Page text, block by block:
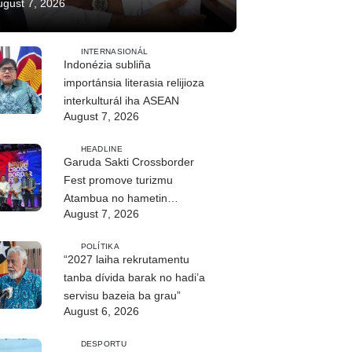
7, 2026
INTERNASIONÁL
Indonézia subliña
importánsia literasia relijioza
interkulturál iha ASEAN
August 7, 2026
HEADLINE
Garuda Sakti Crossborder
Fest promove turizmu
Atambua no hametin
relasaun TL–Indonézia
August 7, 2026
POLÍTIKA
“2027 laiha rekrutamentu
tanba dívida barak no hadi’a
servisu bazeia ba grau”
August 6, 2026
DESPORTU